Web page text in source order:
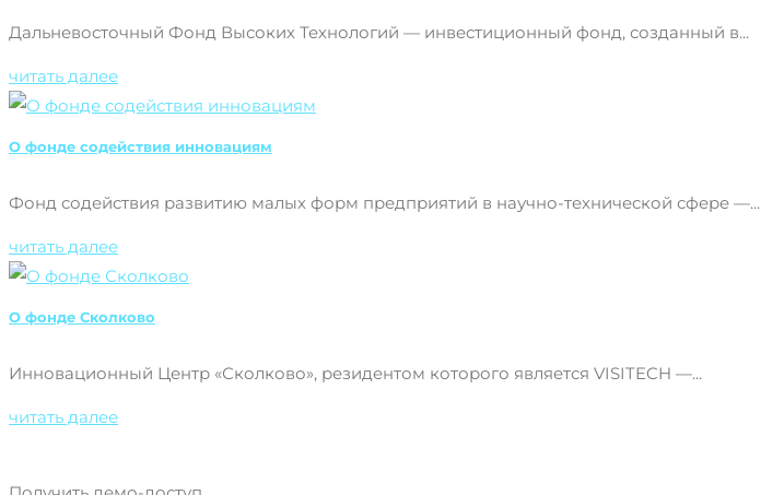
Дальневосточный Фонд Высоких Технологий — инвестиционный фонд, созданный в...
читать далее
О фонде содействия инновациям
Фонд содействия развитию малых форм предприятий в научно-технической сфере —...
читать далее
О фонде Сколково
Инновационный Центр «Сколково», резидентом которого является VISITECH —...
читать далее